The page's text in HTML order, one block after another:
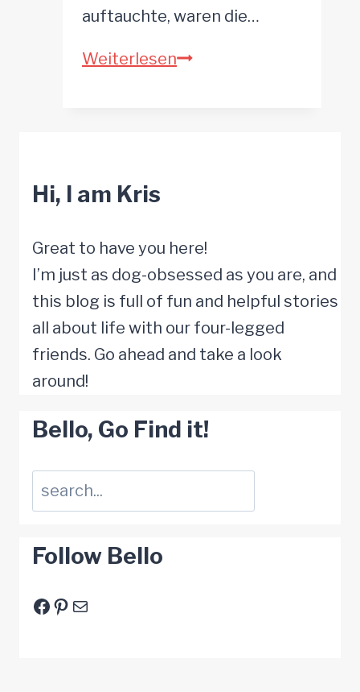
auftauchte, waren die…
WeiterlesenDie
das
Herz
einer
Familie
erobert
Hi, I am Kris
Great to have you here!
I’m just as dog-obsessed as you are, and
this blog is full of fun and helpful stories
all about life with our four-legged
friends. Go ahead and take a look
around!
Bello, Go Find it!
Suchen
Follow Bello
Facebook
Pinterest
E-Mail